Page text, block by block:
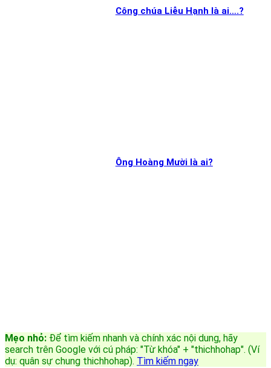
Công chúa Liễu Hạnh là ai….?
Ông Hoàng Mười là ai?
Mẹo nhỏ: Để tìm kiếm nhanh và chính xác nội dung, hãy
search trên Google với cú pháp: "Từ khóa" + "thichhohap". (Ví
dụ: quân sự chung thichhohap). Tìm kiếm ngay